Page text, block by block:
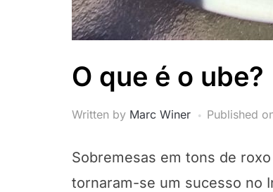
O que é o ube?
Written by Marc Winer Published
Sobremesas em tons de
tornaram-se um sucesso no